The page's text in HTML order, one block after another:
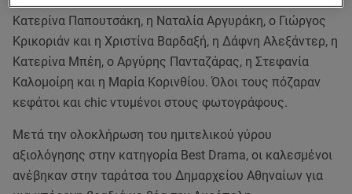
Κατερίνα Παπουτσάκη, η Ναταλία Αργυράκη, ο Γιώργος
Κρικοριάν και η Χριστίνα Βαρδαξή, η Δάφνη Αλεξάντερ, η
Κατερίνα Μπέη, ο Αργύρης Πανταζάρας, η Στεφανία
Καλομοίρη και η Μαρία Κορινθίου. Όλοι τους πόζαραν
κεφάτοι και chic ντυμένοι στους φωτογράφους.
Μετά την ολοκλήρωση του ημιτελικού γύρου
αξιολόγησης στην κατηγορία Best Drama, οι καλεσμένοι
ανέβηκαν στην ταράτσα του Δημαρχείου Αθηναίων για